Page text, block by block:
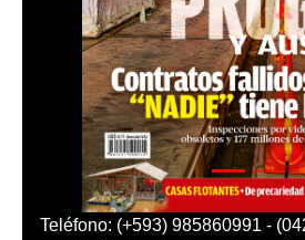
Teléfono: (+593) 985860991 -